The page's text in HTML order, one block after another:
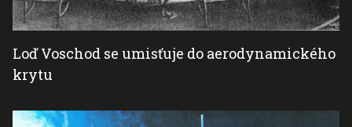
Loď Voschod se umisťuje do aerodynamického
krytu